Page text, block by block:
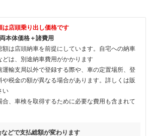
は店頭乗り出し価格です
本体価格＋諸費用
は店頭納車を前提にしています。自宅への納車
どは、別途納車費用がかかります
輸支局以外で登録する際や、車の定置場所、登
税金の額が異なる場合があります。詳しくは販
い
、車検を取得するために必要な費用も含まれて
などで支払総額が変わります